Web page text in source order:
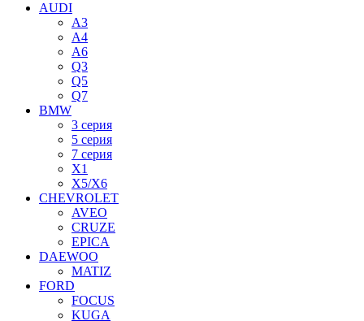
AUDI
A3
A4
A6
Q3
Q5
Q7
BMW
3 серия
5 серия
7 серия
X1
X5/X6
CHEVROLET
AVEO
CRUZE
EPICA
DAEWOO
MATIZ
FORD
FOCUS
KUGA